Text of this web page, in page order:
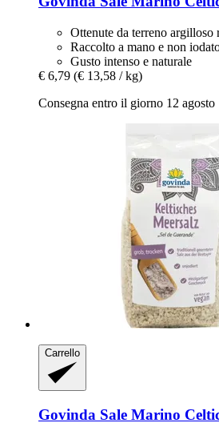
Ottenute da terreno argilloso
Raccolto a mano e non
Gusto intenso e naturale
€ 6,79 (€ 13,58 / kg)
Consegna entro il giorno 12 agosto
Carrello
Govinda Sale Marino